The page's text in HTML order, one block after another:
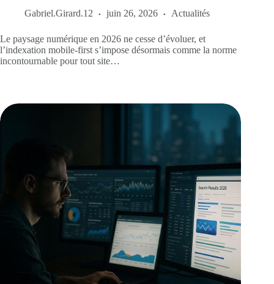
Gabriel.Girard.12
juin 26, 2026 Actualités
Le paysage numérique en 2026 ne cesse d’évoluer, et
l’indexation mobile-first s’impose désormais comme la norme
incontournable pour tout site…